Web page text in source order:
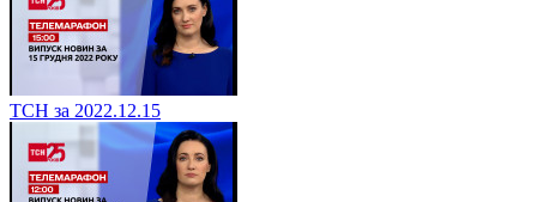
ТСН за 2022.12.15